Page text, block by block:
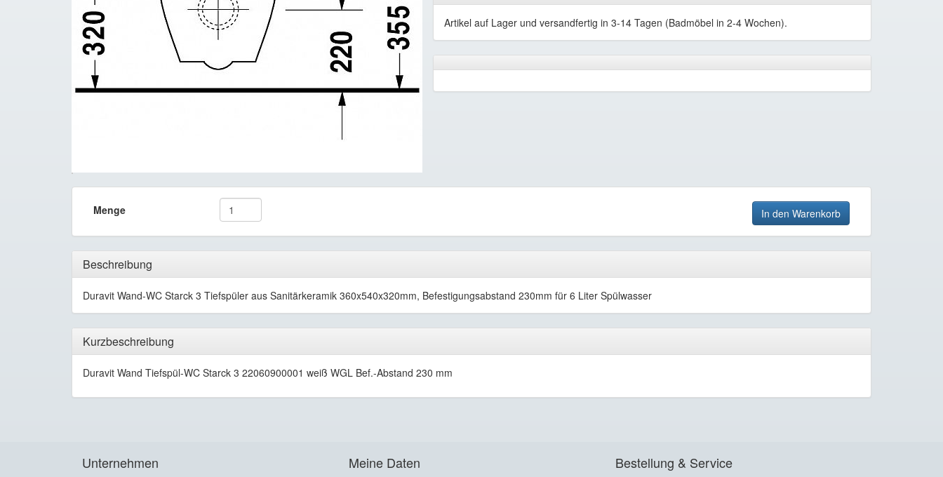
Artikel auf Lager und versandfertig in 3-14 Tagen (Badmöbel in 2-4 Wochen).
Menge In den Warenkorb
Beschreibung
Duravit Wand-WC Starck 3 Tiefspüler aus Sanitärkeramik 360x540x320mm, Befestigungsabstand 230mm für 6 Liter Spülwasser
Kurzbeschreibung
Duravit Wand Tiefspül-WC Starck 3 22060900001 weiß WGL Bef.-Abstand 230 mm
Unternehmen Meine Daten Bestellung & Service